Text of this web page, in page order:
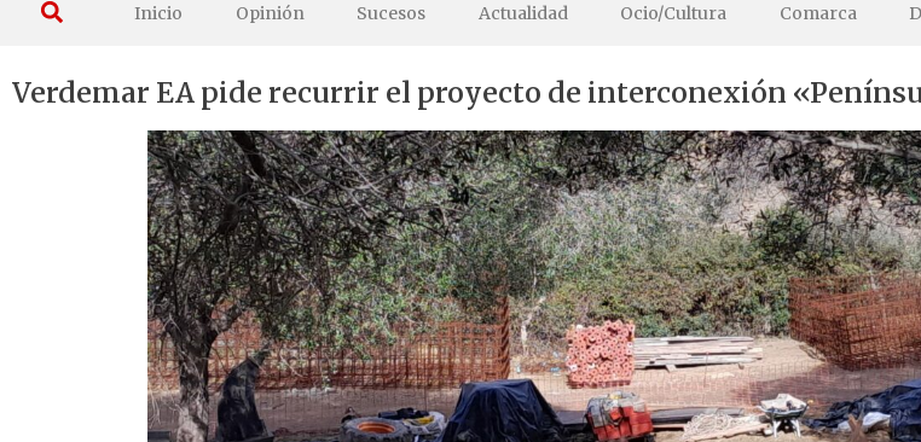
Inicio Opinión Sucesos Actualidad Ocio/Cultura Comarca
Verdemar EA pide recurrir el proyecto de interconexión